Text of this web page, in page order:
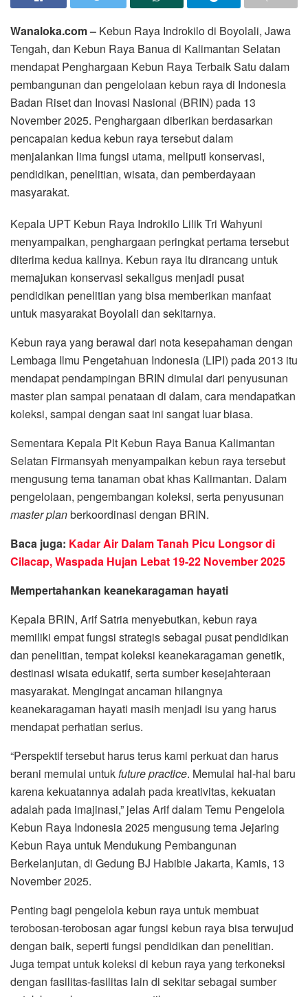
Wanaloka.com – Kebun Raya Indrokilo di Boyolali, Jawa
Tengah, dan Kebun Raya Banua di Kalimantan Selatan
mendapat Penghargaan Kebun Raya Terbaik Satu dalam
pembangunan dan pengelolaan kebun raya di Indonesia
Badan Riset dan Inovasi Nasional (BRIN) pada 13
November 2025. Penghargaan diberikan berdasarkan
pencapaian kedua kebun raya tersebut dalam
menjalankan lima fungsi utama, meliputi konservasi,
pendidikan, penelitian, wisata, dan pemberdayaan
masyarakat.
Kepala UPT Kebun Raya Indrokilo Lilik Tri Wahyuni
menyampaikan, penghargaan peringkat pertama tersebut
diterima kedua kalinya. Kebun raya itu dirancang untuk
memajukan konservasi sekaligus menjadi pusat
pendidikan penelitian yang bisa memberikan manfaat
untuk masyarakat Boyolali dan sekitarnya.
Kebun raya yang berawal dari nota kesepahaman dengan
Lembaga Ilmu Pengetahuan Indonesia (LIPI) pada 2013 itu
mendapat pendampingan BRIN dimulai dari penyusunan
master plan sampai penataan di dalam, cara mendapatkan
koleksi, sampai dengan saat ini sangat luar biasa.
Sementara Kepala Plt Kebun Raya Banua Kalimantan
Selatan Firmansyah menyampaikan kebun raya tersebut
mengusung tema tanaman obat khas Kalimantan. Dalam
pengelolaan, pengembangan koleksi, serta penyusunan
master planberkoordinasi dengan BRIN.
Baca juga: Kadar Air Dalam Tanah Picu Longsor di
Cilacap, Waspada Hujan Lebat 19-22 November 2025
Mempertahankan keanekaragaman hayati
Kepala BRIN, Arif Satria menyebutkan, kebun raya
memiliki empat fungsi strategis sebagai pusat pendidikan
dan penelitian, tempat koleksi keanekaragaman genetik,
destinasi wisata edukatif, serta sumber kesejahteraan
masyarakat. Mengingat ancaman hilangnya
keanekaragaman hayati masih menjadi isu yang harus
mendapat perhatian serius.
“Perspektif tersebut harus terus kami perkuat dan harus
berani memulai untukfuture practice. Memulai hal-hal baru
karena kekuatannya adalah pada kreativitas, kekuatan
adalah pada imajinasi,” jelas Arif dalam Temu Pengelola
Kebun Raya Indonesia 2025 mengusung tema Jejaring
Kebun Raya untuk Mendukung Pembangunan
Berkelanjutan, di Gedung BJ Habibie Jakarta, Kamis, 13
November 2025.
Penting bagi pengelola kebun raya untuk membuat
terobosan-terobosan agar fungsi kebun raya bisa terwujud
dengan baik, seperti fungsi pendidikan dan penelitian.
Juga tempat untuk koleksi di kebun raya yang terkoneksi
dengan fasilitas-fasilitas lain di sekitar sebagai sumber